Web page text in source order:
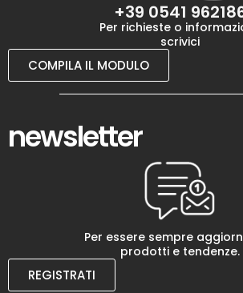
+39 0541
Per richieste o
scrivici
COMPILA IL MODULO
newsletter
Per essere sempre
prodotti e tendenze.
REGISTRATI